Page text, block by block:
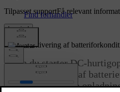
Tilpasset supportFå relevant
Log ind
Manuel aktivering af
Inden du starter DC-
forkonditionering af
Dette kan forbedre